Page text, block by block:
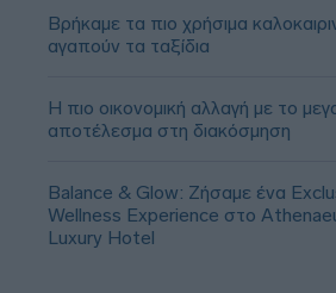
Βρήκαμε τα πιο χρήσιμα
αγαπούν τα ταξίδια
Η πιο οικονομική αλλαγή με το
αποτέλεσμα στη διακόσμηση
Balance & Glow: Ζήσαμε ένα
Wellness Experience στο
Luxury Hotel